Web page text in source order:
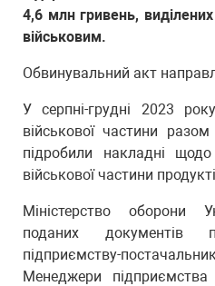
4,6 млн гривень,
військовим.
Обвинувальний акт
У серпні-грудні 2023
військової частини
підробили накладні
військової частини
Міністерство оборони
поданих документів
підприємству-
Менеджери підприємства